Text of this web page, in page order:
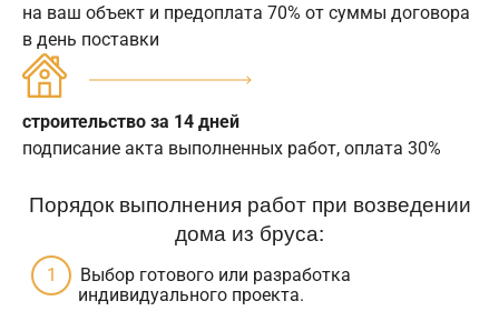
на ваш объект и предоплата 70% от суммы договора
в день поставки
строительство за 14 дней
подписание акта выполненных работ, оплата 30%
Порядок выполнения работ при возведении
дома из бруса:
Выбор готового или разработка
индивидуального проекта.